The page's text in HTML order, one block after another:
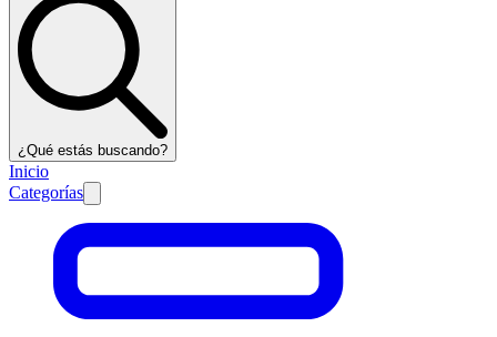
¿Qué estás buscando?
Inicio
Categorías